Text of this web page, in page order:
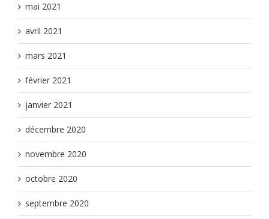
mai 2021
avril 2021
mars 2021
février 2021
janvier 2021
décembre 2020
novembre 2020
octobre 2020
septembre 2020